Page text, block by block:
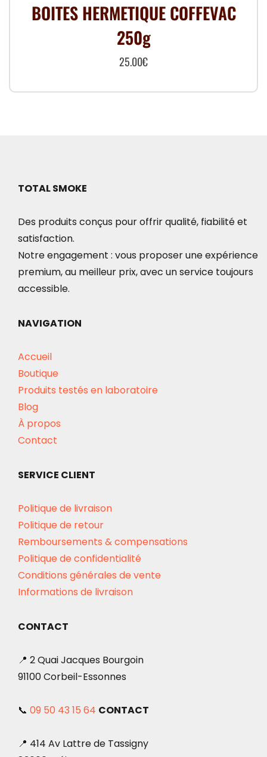
BOITES HERMETIQUE COFFEVAC
250g
25.00€
TOTAL SMOKE
Des produits conçus pour offrir qualité, fiabilité et
satisfaction.
Notre engagement : vous proposer une expérience
premium, au meilleur prix, avec un service toujours
accessible.
NAVIGATION
Accueil
Boutique
Produits testés en laboratoire
Blog
À propos
Contact
SERVICE CLIENT
Politique de livraison
Politique de retour
Remboursements & compensations
Politique de confidentialité
Conditions générales de vente
Informations de livraison
CONTACT
📍 2 Quai Jacques Bourgoin
91100 Corbeil-Essonnes
📞 09 50 43 15 64 CONTACT
📍 414 Av Lattre de Tassigny